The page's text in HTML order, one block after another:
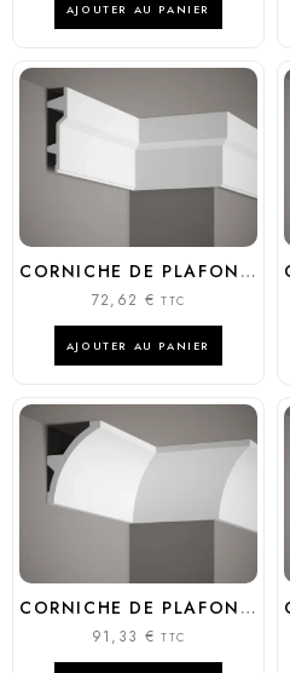
AJOUTER AU PANIER
CORNICHE DE PLAFOND MDB 150
72,62 € TTC
AJOUTER AU PANIER
CORNICHE DE PLAFOND MDB 101
91,33 € TTC